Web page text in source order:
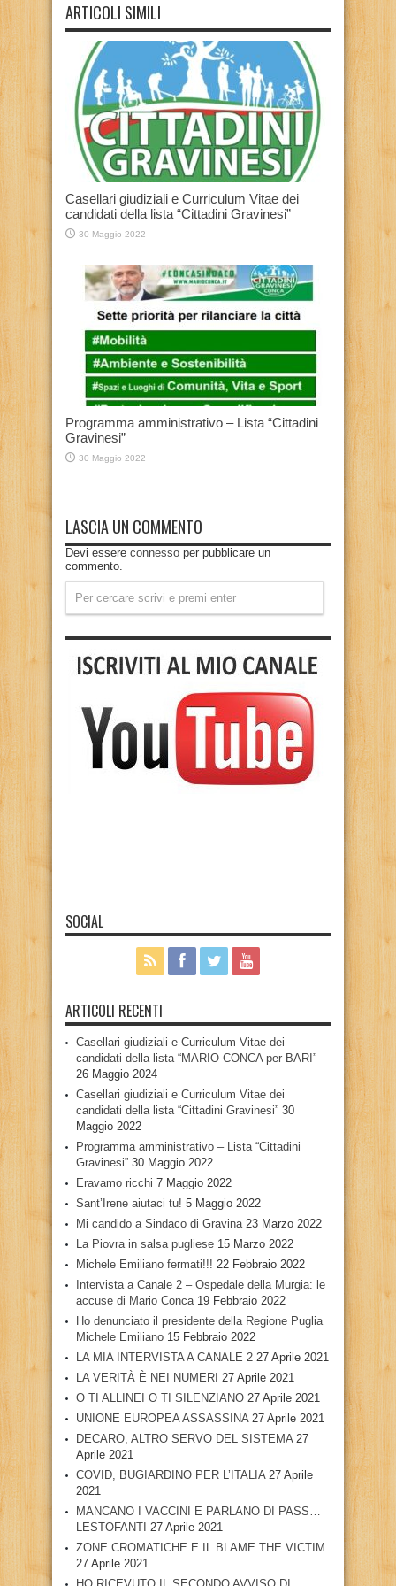
ARTICOLI SIMILI
Casellari giudiziali e Curriculum Vitae dei
candidati della lista “Cittadini Gravinesi”
30 Maggio 2022
Programma amministrativo – Lista “Cittadini
Gravinesi”
30 Maggio 2022
LASCIA UN COMMENTO
Devi essere connesso per pubblicare un
commento.
SOCIAL
ARTICOLI RECENTI
Casellari giudiziali e Curriculum Vitae dei
candidati della lista “MARIO CONCA per BARI”
26 Maggio 2024
Casellari giudiziali e Curriculum Vitae dei
candidati della lista “Cittadini Gravinesi” 30
Maggio 2022
Programma amministrativo – Lista “Cittadini
Gravinesi” 30 Maggio 2022
Eravamo ricchi 7 Maggio 2022
Sant’Irene aiutaci tu! 5 Maggio 2022
Mi candido a Sindaco di Gravina 23 Marzo 2022
La Piovra in salsa pugliese 15 Marzo 2022
Michele Emiliano fermati!!! 22 Febbraio 2022
Intervista a Canale 2 – Ospedale della Murgia: le
accuse di Mario Conca 19 Febbraio 2022
Ho denunciato il presidente della Regione Puglia
Michele Emiliano 15 Febbraio 2022
LA MIA INTERVISTA A CANALE 2 27 Aprile 2021
LA VERITÀ È NEI NUMERI 27 Aprile 2021
O TI ALLINEI O TI SILENZIANO 27 Aprile 2021
UNIONE EUROPEA ASSASSINA 27 Aprile 2021
DECARO, ALTRO SERVO DEL SISTEMA 27
Aprile 2021
COVID, BUGIARDINO PER L’ITALIA 27 Aprile
2021
MANCANO I VACCINI E PARLANO DI PASS…
LESTOFANTI 27 Aprile 2021
ZONE CROMATICHE E IL BLAME THE VICTIM
27 Aprile 2021